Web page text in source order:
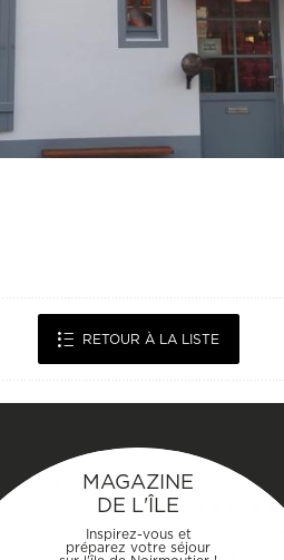
RETOUR À LA LISTE
MAGAZINE
DE L'ÎLE
Inspirez-vous et
préparez votre séjour